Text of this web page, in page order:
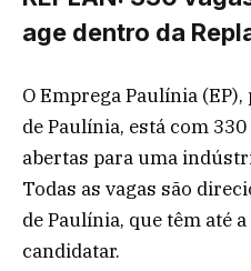
age dentro da
O Emprega Paulínia
de Paulínia, está com
abertas para uma
Todas as vagas são
de Paulínia, que têm até
candidatar.